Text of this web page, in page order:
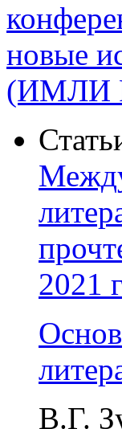
новые
(ИМЛИ
2021
В.Г.